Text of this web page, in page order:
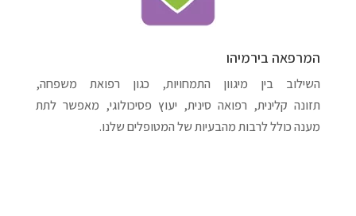
המרפאה בירמיהו
השילוב בין מיגוון התמחויות, כגון רפואת משפחה,
תזונה קלינית, רפואה סינית, יעוץ פסיכולוגי, מאפשר לתת
מענה כולל לרבות מהבעיות של המטופלים שלנו.